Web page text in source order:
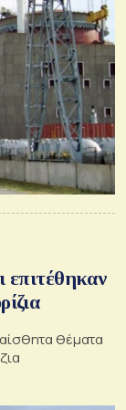
επιτέθηκαν
θέματα